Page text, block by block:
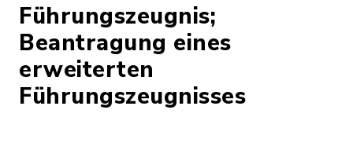
Führungszeugnis;
Beantragung eines
erweiterten
Führungszeugnisses